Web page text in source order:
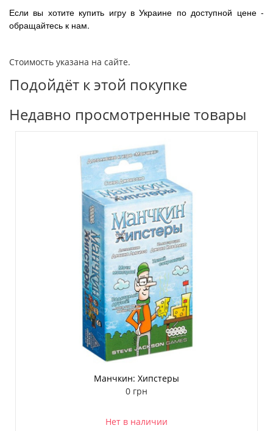
Если вы хотите купить игру в Украине по доступной цене -
обращайтесь к нам.
Стоимость указана на сайте.
Подойдёт к этой покупке
Недавно просмотренные товары
Манчкин: Хипстеры
0 грн
Нет в наличии